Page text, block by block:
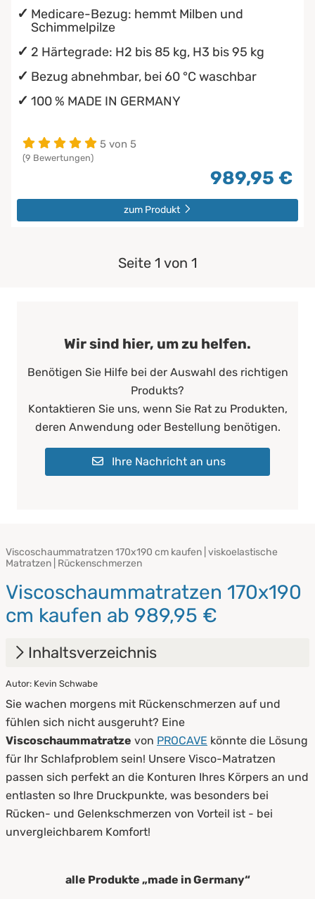
Medicare-Bezug: hemmt Milben und
Schimmelpilze
2 Härtegrade: H2 bis 85 kg, H3 bis 95 kg
Bezug abnehmbar, bei 60 °C waschbar
100 % MADE IN GERMANY
5 von 5
(9 Bewertungen)
989,95 €
zum Produkt
Seite 1 von 1
Wir sind hier, um zu helfen.
Benötigen Sie Hilfe bei der Auswahl des richtigen
Produkts?
Kontaktieren Sie uns, wenn Sie Rat zu Produkten,
deren Anwendung oder Bestellung benötigen.
Ihre Nachricht an uns
Viscoschaummatratzen 170x190 cm kaufen | viskoelastische
Matratzen | Rückenschmerzen
Viscoschaummatratzen 170x190
cm kaufen ab 989,95 €
Inhaltsverzeichnis
1. Viscoschaummatratzen - das macht sie so
besonders
2. Pflege- & Hygienetipps
Autor: Kevin Schwabe
Sie wachen morgens mit Rückenschmerzen auf und
fühlen sich nicht ausgeruht? Eine
Viscoschaummatratze von PROCAVE könnte die Lösung
für Ihr Schlafproblem sein! Unsere Visco-Matratzen
passen sich perfekt an die Konturen Ihres Körpers an und
entlasten so Ihre Druckpunkte, was besonders bei
Rücken- und Gelenkschmerzen von Vorteil ist - bei
unvergleichbarem Komfort!
alle Produkte „made in Germany“